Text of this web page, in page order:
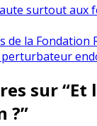
surtout aux
de la Fondation
sur “Et
?”